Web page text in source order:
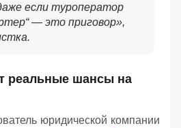
если туроператор
— это приговор»,
реальные шансы на
юридической компании